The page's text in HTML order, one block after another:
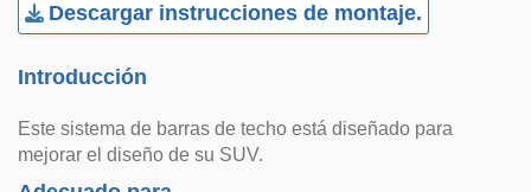
Descargar instrucciones de montaje.
Introducción
Este sistema de barras de techo está diseñado para
mejorar el diseño de su SUV.